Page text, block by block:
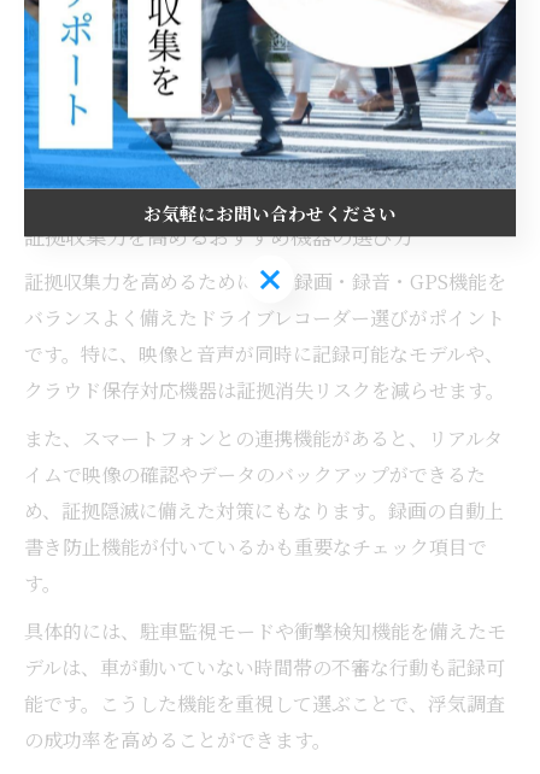
保存容量が大きい機種や、スマートフォン連携可能なモ
デルを選ぶことで、長時間の記録やデータの早期確認が
可能です。これらのスペックを一覧で比較し、目的や状
況に最適なドライブレコーダーを選ぶことが、効率的な
浮気調査の第一歩です。
証拠収集力を高めるおすすめ機器の選び方
証拠収集力を高めるためには、録画・録音・GPS機能を
バランスよく備えたドライブレコーダー選びがポイント
です。特に、映像と音声が同時に記録可能なモデルや、
クラウド保存対応機器は証拠消失リスクを減らせます。
また、スマートフォンとの連携機能があると、リアルタ
イムで映像の確認やデータのバックアップができるた
め、証拠隠滅に備えた対策にもなります。録画の自動上
書き防止機能が付いているかも重要なチェック項目で
す。
具体的には、駐車監視モードや衝撃検知機能を備えたモ
デルは、車が動いていない時間帯の不審な行動も記録可
能です。こうした機能を重視して選ぶことで、浮気調査
の成功率を高めることができます。
お気軽にお問い合わせください
お気軽にお問い合わせください